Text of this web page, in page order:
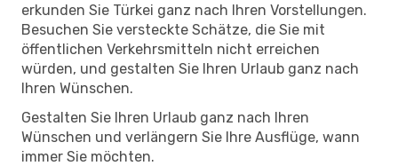
erkunden Sie Türkei ganz nach Ihren Vorstellungen.
Besuchen Sie versteckte Schätze, die Sie mit
öffentlichen Verkehrsmitteln nicht erreichen
würden, und gestalten Sie Ihren Urlaub ganz nach
Ihren Wünschen.
Gestalten Sie Ihren Urlaub ganz nach Ihren
Wünschen und verlängern Sie Ihre Ausflüge, wann
immer Sie möchten.